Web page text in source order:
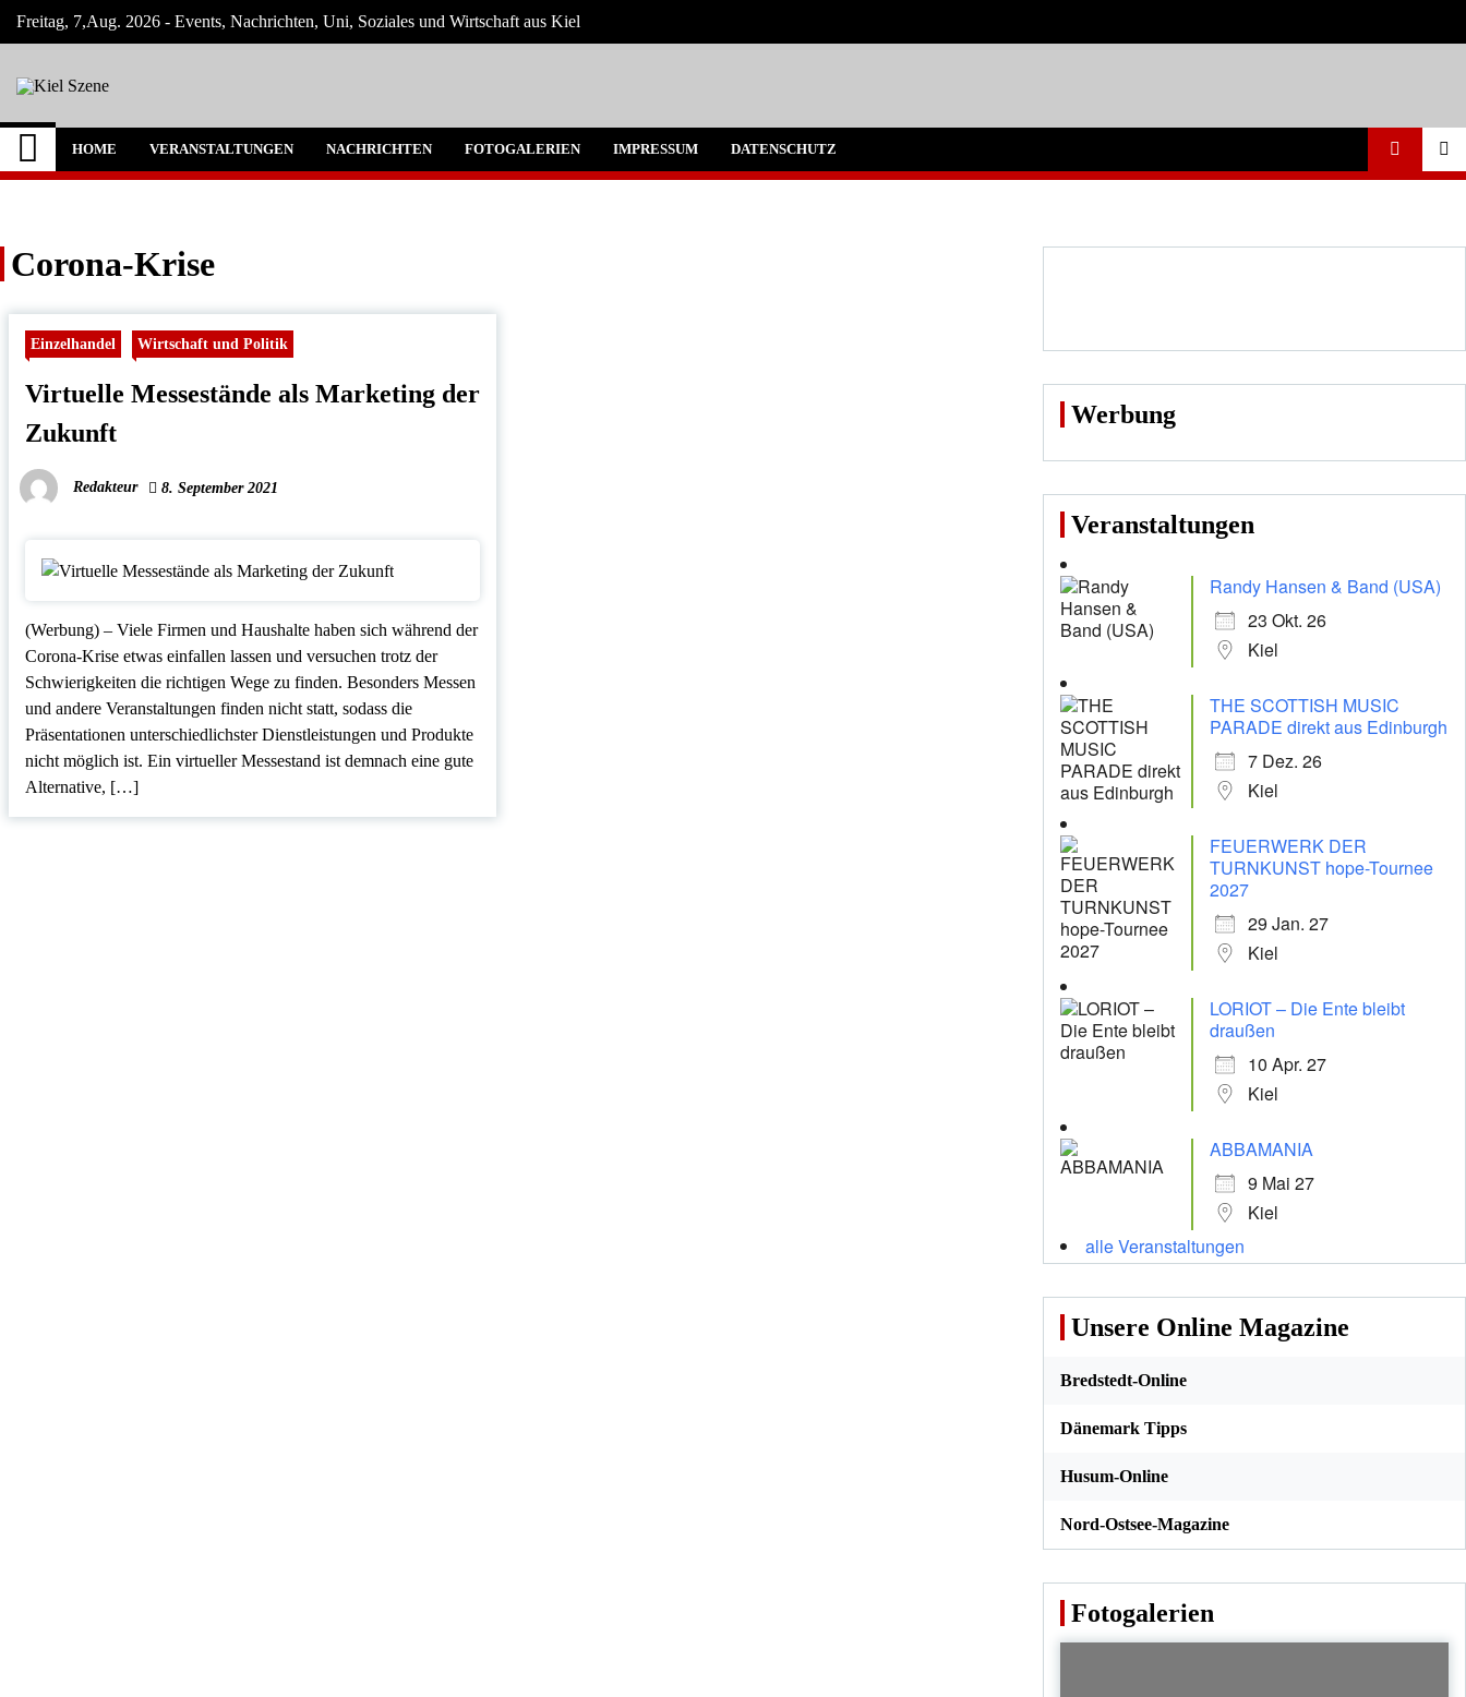
Skip
Freitag, 7,Aug. 2026 - Events, Nachrichten, Uni, Soziales und Wirtschaft aus Kiel
Kiel Szene
Neuigkeiten und Nachrichten aus Kiel und Umgebung
HOME VERANSTALTUNGEN NACHRICHTEN FOTOGALERIEN IMPRESSUM DATENSCHUTZ
Corona-Krise
Einzelhandel Wirtschaft und Politik
Virtuelle Messestände als Marketing der
Zukunft
Redakteur 8. September 2021
(Werbung) – Viele Firmen und Haushalte haben sich während der
Corona-Krise etwas einfallen lassen und versuchen trotz der
Schwierigkeiten die richtigen Wege zu finden. Besonders Messen
und andere Veranstaltungen finden nicht statt, sodass die
Präsentationen unterschiedlichster Dienstleistungen und Produkte
nicht möglich ist. Ein virtueller Messestand ist demnach eine gute
Alternative, […]
Werbung
Veranstaltungen
Randy Hansen & Band (USA)
23 Okt. 26
Kiel
THE SCOTTISH MUSIC
PARADE direkt aus Edinburgh
7 Dez. 26
Kiel
FEUERWERK DER
TURNKUNST hope-Tournee
2027
29 Jan. 27
Kiel
LORIOT – Die Ente bleibt
draußen
10 Apr. 27
Kiel
ABBAMANIA
9 Mai 27
Kiel
alle Veranstaltungen
Unsere Online Magazine
Bredstedt-Online
Dänemark Tipps
Husum-Online
Nord-Ostsee-Magazine
Fotogalerien